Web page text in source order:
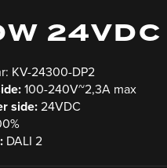
KV-24300-DP2
100-240V~2,3A max
side: 24VDC
DALI 2